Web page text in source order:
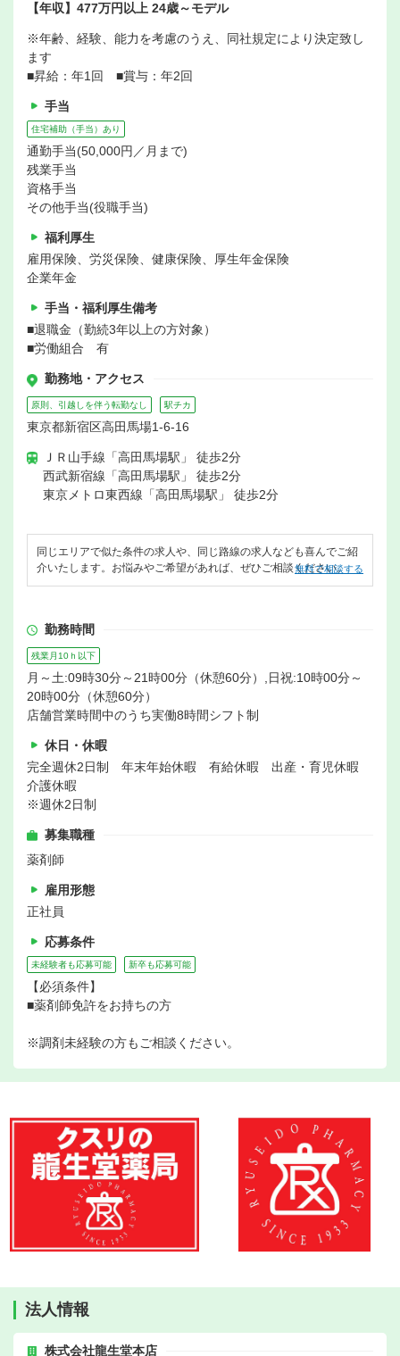
【年収】477万円以上 24歳～モデル
※年齢、経験、能力を考慮のうえ、同社規定により決定致し
ます
■昇給：年1回 ■賞与：年2回
手当
住宅補助（手当）あり
通勤手当(50,000円／月まで)
残業手当
資格手当
その他手当(役職手当)
福利厚生
雇用保険、労災保険、健康保険、厚生年金保険
企業年金
手当・福利厚生備考
■退職金（勤続3年以上の方対象）
■労働組合 有
勤務地・アクセス
原則、引越しを伴う転勤なし 駅チカ
東京都新宿区高田馬場1-6-16
ＪＲ山手線「高田馬場駅」 徒歩2分
西武新宿線「高田馬場駅」 徒歩2分
東京メトロ東西線「高田馬場駅」 徒歩2分
同じエリアで似た条件の求人や、同じ路線の求人なども喜んでご紹
介いたします。お悩みやご希望があれば、ぜひご相談ください。
無料で相談する
勤務時間
残業月10ｈ以下
月～土:09時30分～21時00分（休憩60分）,日祝:10時00分～
20時00分（休憩60分）
店舗営業時間中のうち実働8時間シフト制
休日・休暇
完全週休2日制 年末年始休暇 有給休暇 出産・育児休暇
介護休暇
※週休2日制
募集職種
薬剤師
雇用形態
正社員
応募条件
未経験者も応募可能 新卒も応募可能
【必須条件】
■薬剤師免許をお持ちの方
※調剤未経験の方もご相談ください。
法人情報
株式会社龍生堂本店